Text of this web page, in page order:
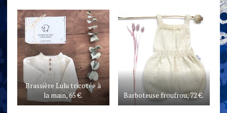
Brassière Lulu tricotée à
la main, 65 €.
Barboteuse froufrou, 72 €.